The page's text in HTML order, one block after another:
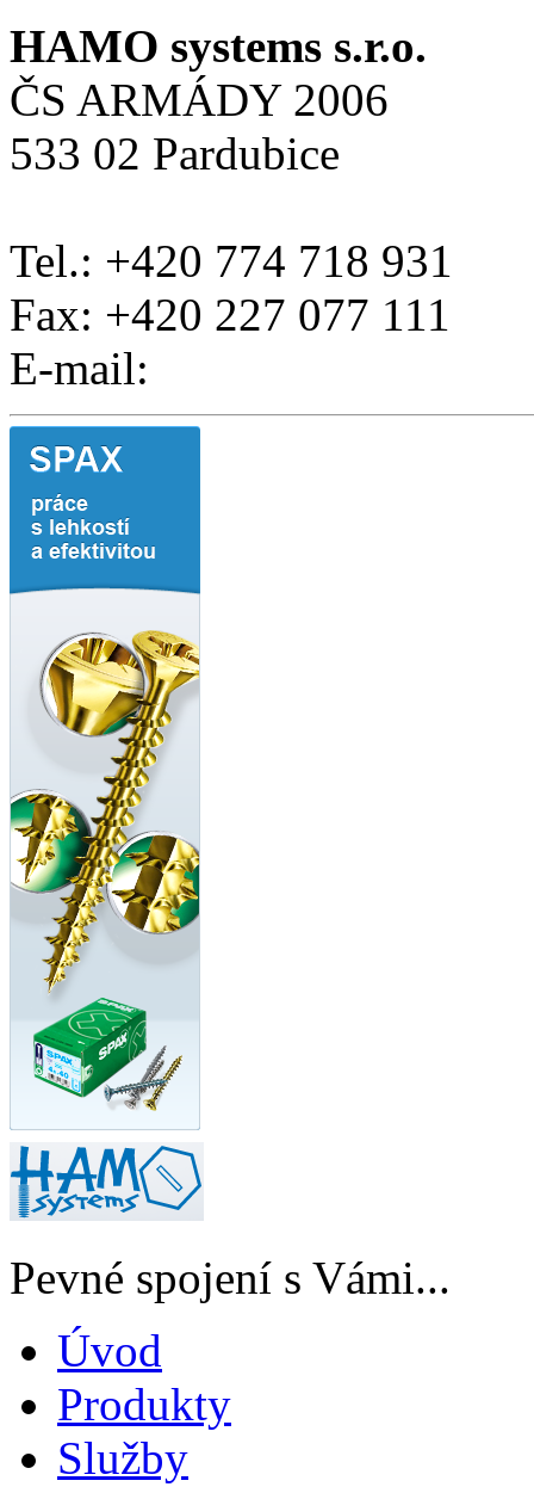
HAMO systems s.r.o.
ČS ARMÁDY 2006
533 02 Pardubice
Tel.: +420 774 718 931
Fax: +420 227 077 111
E-mail:
Pevné spojení s Vámi...
Úvod
Produkty
Služby